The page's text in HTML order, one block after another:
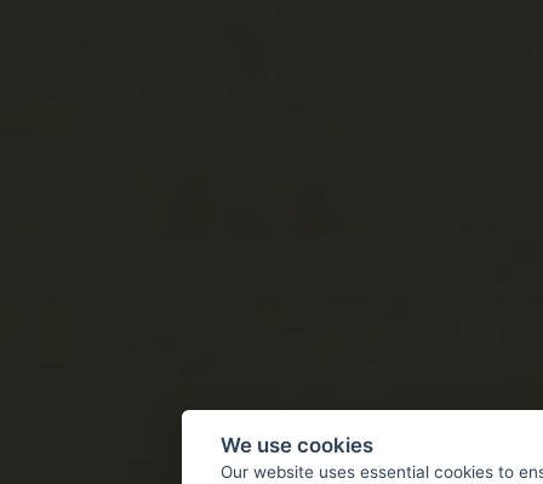
We use cookies
Our website uses essential cookies to